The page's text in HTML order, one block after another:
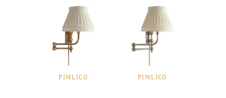
PIMLICO PIMLICO